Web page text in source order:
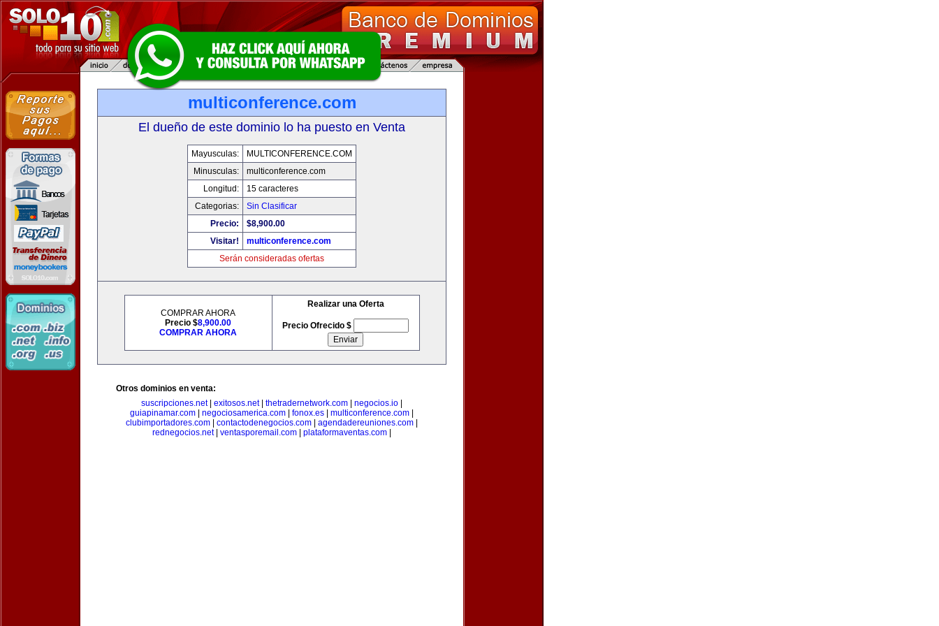
multiconference.com
El dueño de este dominio lo ha puesto en Venta
Mayusculas:
MULTICONFERENCE.COM
Minusculas:
multiconference.com
Longitud:
15 caracteres
Categorias:
Sin Clasificar
Precio:
$8,900.00
Visitar!
multiconference.com
Serán consideradas ofertas
COMPRAR AHORA
Precio $8,900.00
COMPRAR AHORA
Realizar una Oferta
Precio Ofrecido $
Otros dominios en venta:
suscripciones.net| exitosos.net| thetradernetwork.com negocios.io
guiapinamar.com
negociosamerica.com fonox.es multiconference.com
clubimportadores.com
contactodenegocios.com agendadereuniones.com
rednegocios.net| ventasporemail.com plataformaventas.com